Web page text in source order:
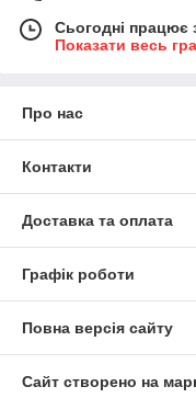
Сьогодні працює
Показати весь
Про нас
Контакти
Доставка та оплата
Графік роботи
Повна версія сайту
Сайт створено на